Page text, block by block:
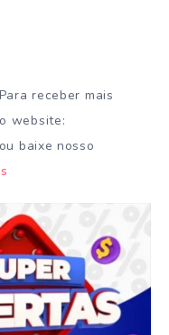
receber mais
website:
ou baixe nosso